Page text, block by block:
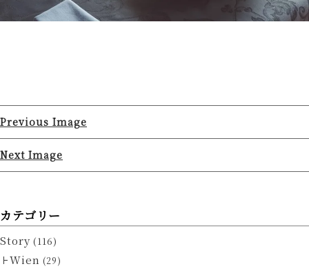
Previous Image
Next Image
カテゴリー
Story (116)
Wien (29)